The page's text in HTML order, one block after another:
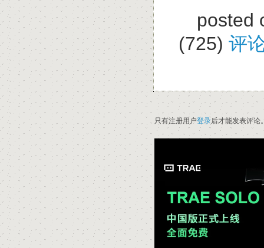
posted
(725) 评
只有注册用户登录后才能发表评论